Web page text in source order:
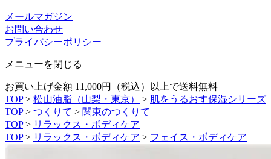
メールマガジン
お問い合わせ
プライバシーポリシー
メニューを閉じる
お買い上げ金額 11,000円（税込）以上で送料無料
TOP> 松山油脂（山梨・東京） > 肌をうるおす保湿シリーズ
TOP > つくりて > 関東のつくりて
TOP > リラックス・ボディケア
TOP > リラックス・ボディケア > フェイス・ボディケア